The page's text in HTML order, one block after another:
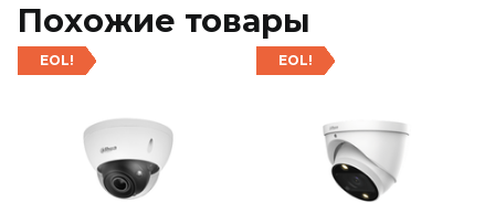
Похожие товары
EOL! EOL!